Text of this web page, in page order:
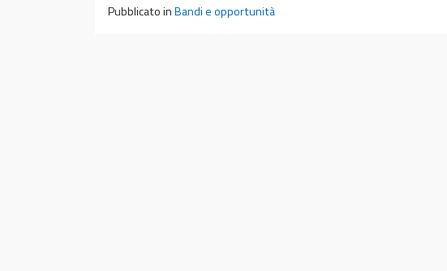
Pubblicato inBandi e opportunità